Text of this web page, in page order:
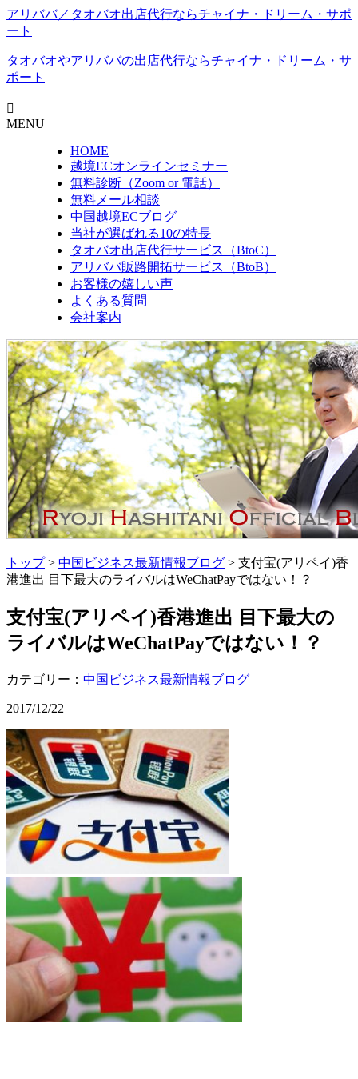
アリババ／タオバオ出店代⾏ならチャイナ・ドリーム・サポ
ート
タオバオやアリババの出店代行ならチャイナ・ドリーム・サ
ポート
MENU
HOME
越境ECオンラインセミナー
無料診断（Zoom or 電話）
無料メール相談
中国越境ECブログ
当社が選ばれる10の特長
タオバオ出店代行サービス（BtoC）
アリババ販路開拓サービス（BtoB）
お客様の嬉しい声
よくある質問
会社案内
トップ> 中国ビジネス最新情報ブログ > 支付宝(アリペイ)香
港進出 目下最大のライバルはWeChatPayではない！？
支付宝(アリペイ)香港進出 目下最大の
ライバルはWeChatPayではない！？
カテゴリー： 中国ビジネス最新情報ブログ
2017/12/22